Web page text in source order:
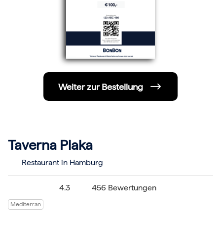
Frohe Weihnachten
Regionale Gutscheine
Berlin
Hamburg
München
Frankfurt
Köln
Düsseldorf
Stuttgart
Essen
Das ideale Geschenk für alle Anlässe
Weiter zur Bestellung
Taverna Plaka
Restaurant in Hamburg
4.3 456 Bewertungen
Mediterran